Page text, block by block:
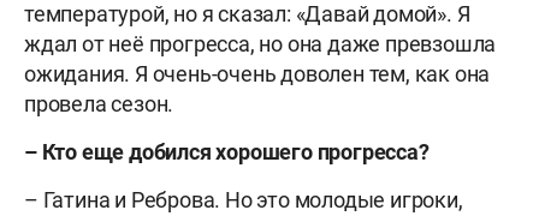
температурой, но я сказал: «Давай домой». Я
ждал от неё прогресса, но она даже превзошла
ожидания. Я очень-очень доволен тем, как она
провела сезон.
– Кто еще добился хорошего прогресса?
– Гатина и Реброва. Но это молодые игроки,